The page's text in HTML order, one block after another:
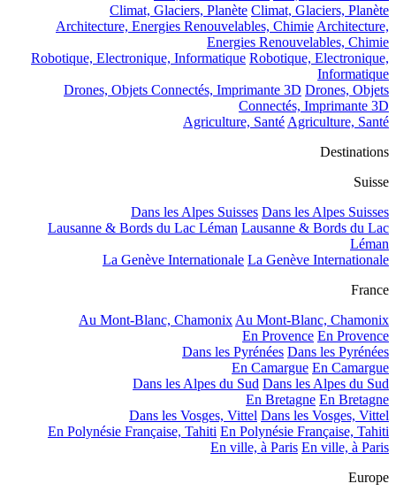
Climat, Glaciers, Planète Climat, Glaciers, Planète
Architecture, Energies Renouvelables, ChimieArchitecture,
Energies Renouvelables, Chimie
Robotique, Electronique, Informatique Robotique, Electronique,
Informatique
Drones, Objets Connectés, Imprimante 3D Drones, Objets
Connectés, Imprimante 3D
Agriculture, SantéAgriculture, Santé
Destinations
Suisse
Dans les Alpes Suisses Dans les Alpes Suisses
Lausanne & Bords du Lac Léman Lausanne & Bords du Lac
Léman
La Genève Internationale La Genève Internationale
France
Au Mont-Blanc, ChamonixAu Mont-Blanc, Chamonix
En Provence En Provence
Dans les Pyrénées Dans les Pyrénées
En Camargue En Camargue
Dans les Alpes du Sud Dans les Alpes du Sud
En Bretagne En Bretagne
Dans les Vosges, Vittel Dans les Vosges, Vittel
En Polynésie Française, Tahiti En Polynésie Française, Tahiti
En ville, à Paris En ville, à Paris
Europe